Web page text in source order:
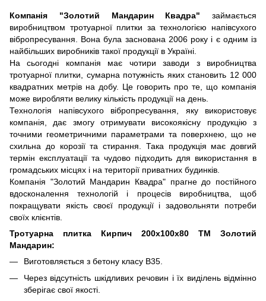
Компанія "Золотий Мандарин Квадра" займається
виробництвом тротуарної плитки за технологією напівсухого
вібропресування. Вона була заснована 2006 року і є одним із
найбільших виробників такої продукції в Україні.
На сьогодні компанія має чотири заводи з виробництва
тротуарної плитки, сумарна потужність яких становить 12 000
квадратних метрів на добу. Це говорить про те, що компанія
може виробляти велику кількість продукції на день.
Технологія напівсухого вібропресування, яку використовує
компанія, дає змогу отримувати високоякісну продукцію з
точними геометричними параметрами та поверхнею, що не
схильна до корозії та стирання. Така продукція має довгий
термін експлуатації та чудово підходить для використання в
громадських місцях і на території приватних будинків.
Компанія "Золотий Мандарин Квадра" прагне до постійного
вдосконалення технологій і процесів виробництва, щоб
покращувати якість своєї продукції і задовольняти потреби
своїх клієнтів.
Тротуарна плитка Кирпич 200х100х80 ТМ Золотий
Мандарин:
Виготовляється з бетону класу В35.
Через відсутність шкідливих речовин і їх виділень відмінно
зберігає свої якості.